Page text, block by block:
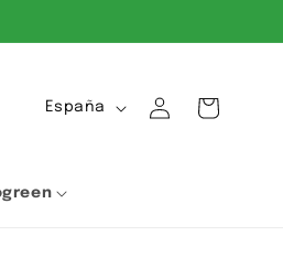
P
s
España
sesión
Carrito